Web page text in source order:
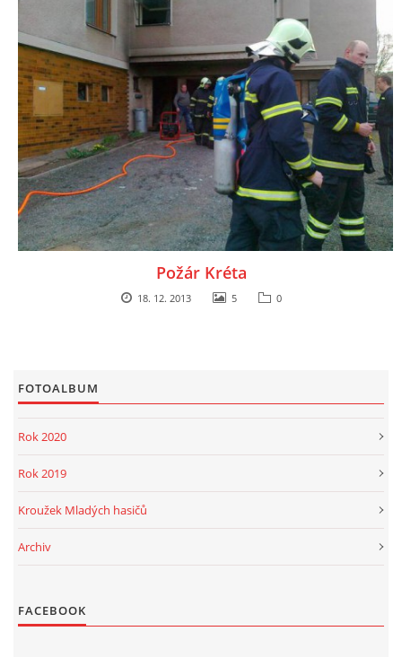
Požár Kréta
18. 12. 2013 5 0
FOTOALBUM
Rok 2020
Rok 2019
Kroužek Mladých hasičů
Archiv
FACEBOOK